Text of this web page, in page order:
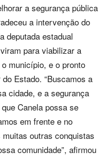
a segurança pública
a intervenção do
deputada estadual
para viabilizar a
município, e o pronto
Estado. “Buscamos a
cidade, e a segurança
Canela possa se
em frente e no
outras conquistas
comunidade”, afirmou